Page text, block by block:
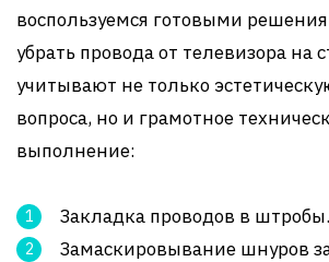
воспользуемся готовыми
убрать провода от телевизора на
учитывают не только
вопроса, но и грамотное
выполнение:
Закладка проводов в штробы.
Замаскировывание шнуров